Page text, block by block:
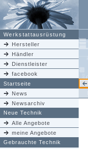
Werkstattausrüstung
Hersteller
Händler
Dienstleister
facebook
Startseite
News
Newsarchiv
Neue Technik
Alle Angebote
meine Angebote
Gebrauchte Technik